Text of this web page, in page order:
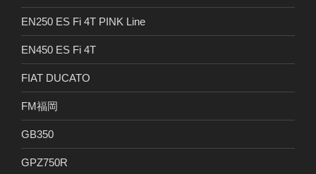
EN250 ES Fi 4T PINK Line
EN450 ES Fi 4T
FIAT DUCATO
FM福岡
GB350
GPZ750R